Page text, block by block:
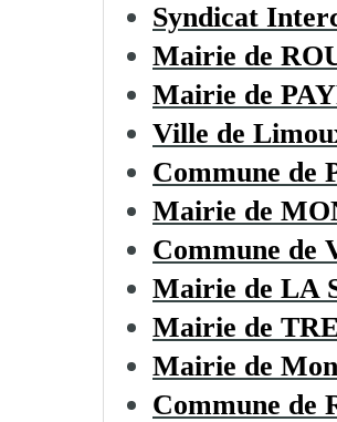
Syndicat
Mairie de
Mairie de
Ville de
Commune de
Mairie de
Commune
Mairie de LA
Mairie de
Mairie de
Commune de